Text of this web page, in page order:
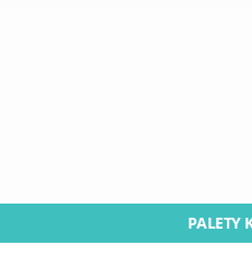
PALETY